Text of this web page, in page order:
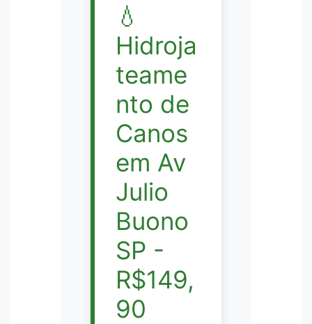
💧
Hidroja
teame
nto de
Canos
em Av
Julio
Buono
SP -
R$149,
90